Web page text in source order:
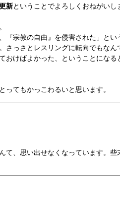
新ということでよろしくおねがいし
宗教の自由』を侵害された」とい
っさとレスリングに転向でもな
けばよかった、ということになる
てもかっこわるいと思います。
、思い出せなくなっています。